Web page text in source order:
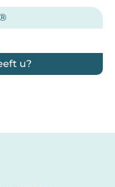
u?